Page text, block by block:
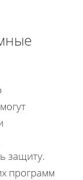
защиту.
программ